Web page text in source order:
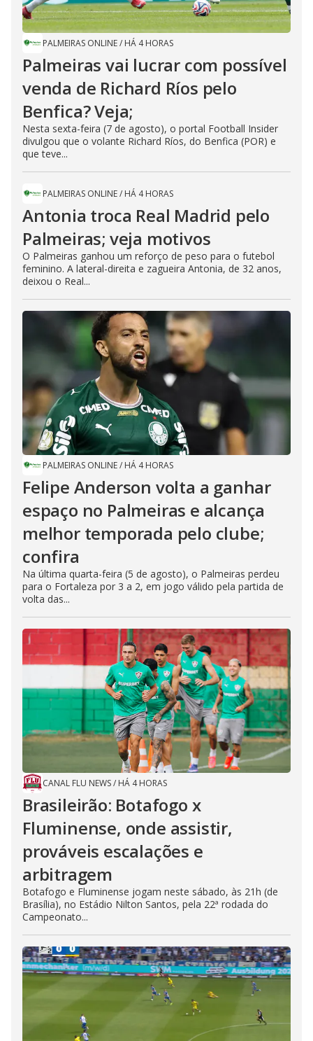
PALMEIRAS ONLINE/ HÁ 4 HORAS
Palmeiras vai lucrar com possível
venda de Richard Ríos pelo
Benfica? Veja;
Nesta sexta-feira (7 de agosto), o portal Football Insider
divulgou que o volante Richard Ríos, do Benfica (POR) e
que teve...
PALMEIRAS ONLINE/ HÁ 4 HORAS
Antonia troca Real Madrid pelo
Palmeiras; veja motivos
O Palmeiras ganhou um reforço de peso para o futebol
feminino. A lateral-direita e zagueira Antonia, de 32 anos,
deixou o Real...
PALMEIRAS ONLINE/ HÁ 4 HORAS
Felipe Anderson volta a ganhar
espaço no Palmeiras e alcança
melhor temporada pelo clube;
confira
Na última quarta-feira (5 de agosto), o Palmeiras perdeu
para o Fortaleza por 3 a 2, em jogo válido pela partida de
volta das...
CANAL FLU NEWS/ HÁ 4 HORAS
Brasileirão: Botafogo x
Fluminense, onde assistir,
prováveis escalações e
arbitragem
Botafogo e Fluminense jogam neste sábado, às 21h (de
Brasília), no Estádio Nilton Santos, pela 22ª rodada do
Campeonato...